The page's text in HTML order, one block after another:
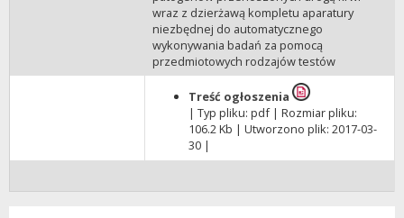
wraz z dzierżawą kompletu aparatury
niezbędnej do automatycznego
wykonywania badań za pomocą
przedmiotowych rodzajów testów
Treść ogłoszenia
| Typ pliku: pdf | Rozmiar pliku:
106.2 Kb | Utworzono plik: 2017-03-
30 |